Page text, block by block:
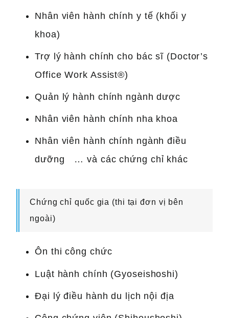
Nhân viên hành chính y tế (khối y
khoa)
Trợ lý hành chính cho bác sĩ (Doctor’s
Office Work Assist®)
Quản lý hành chính ngành dược
Nhân viên hành chính nha khoa
Nhân viên hành chính ngành điều
dưỡng … và các chứng chỉ khác
Chứng chỉ quốc gia (thi tại đơn vị bên
ngoài)
Ôn thi công chức
Luật hành chính (Gyoseishoshi)
Đại lý điều hành du lịch nội địa